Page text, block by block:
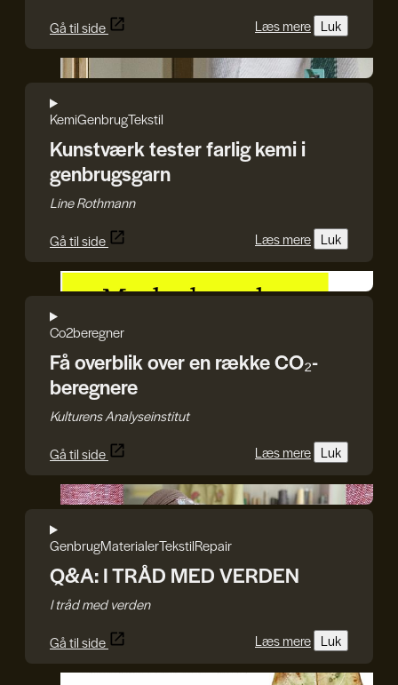
Gå til side Læs mere Luk
Line Rothmann
KemiGenbrugTekstil
Kunstværk tester farlig kemi i
genbrugsgarn
Line Rothmann
Gå til side
Læs mere Luk
Kulturens Analyseinstitut
Co2beregner
Få overblik over en række CO₂-
beregnere
Kulturens Analyseinstitut
Gå til side
Læs mere Luk
I TRÅD MED VERDEN
GenbrugMaterialerTekstilRepair
Q&A: I TRÅD MED VERDEN
I tråd med verden
Gå til side
Læs mere Luk